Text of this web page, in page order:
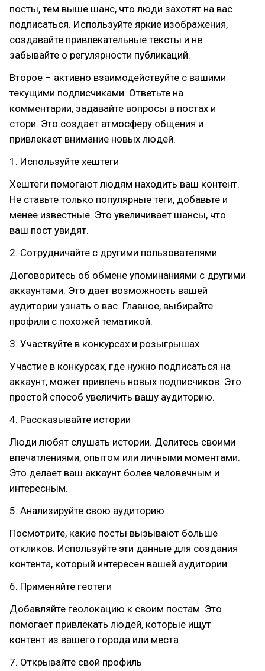
посты, тем выше шанс, что люди захотят на вас
подписаться. Используйте яркие изображения,
создавайте привлекательные тексты и не
забывайте о регулярности публикаций.
Второе – активно взаимодействуйте с вашими
текущими подписчиками. Ответьте на
комментарии, задавайте вопросы в постах и
стори. Это создает атмосферу общения и
привлекает внимание новых людей.
1. Используйте хештеги
Хештеги помогают людям находить ваш контент.
Не ставьте только популярные теги, добавьте и
менее известные. Это увеличивает шансы, что
ваш пост увидят.
2. Сотрудничайте с другими пользователями
Договоритесь об обмене упоминаниями с другими
аккаунтами. Это дает возможность вашей
аудитории узнать о вас. Главное, выбирайте
профили с похожей тематикой.
3. Участвуйте в конкурсах и розыгрышах
Участие в конкурсах, где нужно подписаться на
аккаунт, может привлечь новых подписчиков. Это
простой способ увеличить вашу аудиторию.
4. Рассказывайте истории
Люди любят слушать истории. Делитесь своими
впечатлениями, опытом или личными моментами.
Это делает ваш аккаунт более человечным и
интересным.
5. Анализируйте свою аудиторию
Посмотрите, какие посты вызывают больше
откликов. Используйте эти данные для создания
контента, который интересен вашей аудитории.
6. Применяйте геотеги
Добавляйте геолокацию к своим постам. Это
помогает привлекать людей, которые ищут
контент из вашего города или места.
7. Открывайте свой профиль